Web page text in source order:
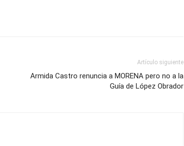
Artículo siguiente
Armida Castro renuncia a MORENA pero no a la
Guía de López Obrador